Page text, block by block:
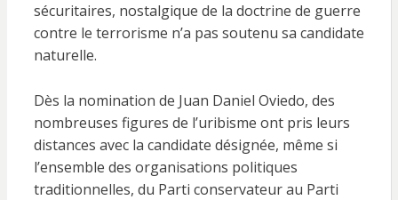
sécuritaires, nostalgique de la doctrine de guerre
contre le terrorisme n’a pas soutenu sa candidate
naturelle.
Dès la nomination de Juan Daniel Oviedo, des
nombreuses figures de l’uribisme ont pris leurs
distances avec la candidate désignée, même si
l’ensemble des organisations politiques
traditionnelles, du Parti conservateur au Parti